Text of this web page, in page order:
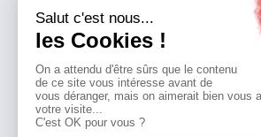
QUI SOMMES-NOUS?MENTIONS LÉGALES